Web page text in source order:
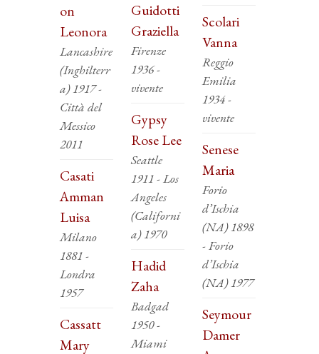
on
Leonora
Lancashire
(Inghilterr
a) 1917 -
Città del
Messico
2011
Casati
Amman
Luisa
Milano
1881 -
Londra
1957
Cassatt
Mary
Guidotti
Graziella
Firenze
1936 -
vivente
Gypsy
Rose Lee
Seattle
1911 - Los
Angeles
(Californi
a) 1970
Hadid
Zaha
Badgad
1950 -
Miami
Scolari
Vanna
Reggio
Emilia
1934 -
vivente
Senese
Maria
Forio
d’Ischia
(NA) 1898
- Forio
d’Ischia
(NA) 1977
Seymour
Damer